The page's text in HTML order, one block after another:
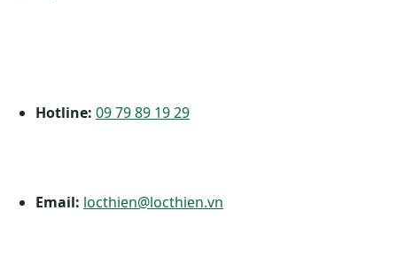
Hotline: 09 79 89 19 29
Email: locthien@locthien.vn